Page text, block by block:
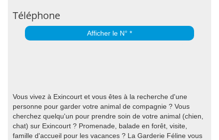
Téléphone
Afficher le N° *
Vous vivez à Exincourt et vous êtes à la recherche d'une
personne pour garder votre animal de compagnie ? Vous
cherchez quelqu'un pour prendre soin de votre animal (chien,
chat) sur Exincourt ? Promenade, balade en forêt, visite,
famille d'accueil pour les vacances ? La Garderie Féline vous